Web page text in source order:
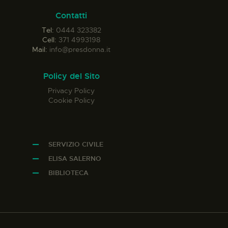
Contatti
Tel: 0444 323382
Cell: 371 4993198
Mail: info@presdonna.it
Policy del Sito
Privacy Policy
Cookie Policy
SERVIZIO CIVILE
ELISA SALERNO
BIBLIOTECA